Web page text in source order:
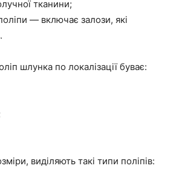
тканини;
— включає залози, які
шлунка по локалізації буває:
виділяють такі типи поліпів: